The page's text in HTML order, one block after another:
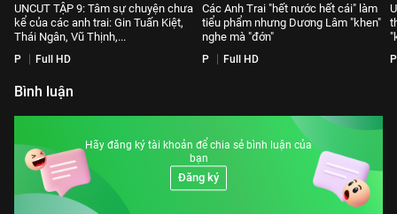
UNCUT TẬP 9: Tâm sự chuyện chưa
kể của các anh trai: Gin Tuấn Kiệt,
Thái Ngân, Vũ Thịnh,...
P Full HD
Các Anh Trai "hết nước hết cái" làm
tiểu phẩm nhưng Dương Lâm "khen"
nghe mà "đớn"
P Full HD P
Bình luận
Hãy đăng ký tài khoản để chia sẻ bình luận của
bạn
Đăng ký